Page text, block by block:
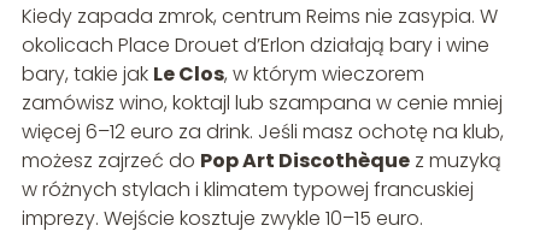
Kiedy zapada zmrok, centrum Reims nie zasypia. W
okolicach Place Drouet d’Erlon działają bary i wine
bary, takie jak Le Clos, w którym wieczorem
zamówisz wino, koktajl lub szampana w cenie mniej
więcej 6–12 euro za drink. Jeśli masz ochotę na klub,
możesz zajrzeć do Pop Art Discothèquez muzyką
w różnych stylach i klimatem typowej francuskiej
imprezy. Wejście kosztuje zwykle 10–15 euro.